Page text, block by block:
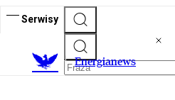
Serwisy
Energianews